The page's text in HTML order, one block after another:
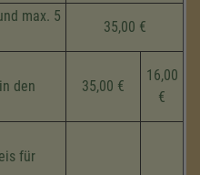
max. 5
35,00 €
den
35,00 €
16,00
€
für